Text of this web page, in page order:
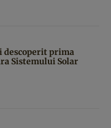
descoperit prima
Sistemului Solar